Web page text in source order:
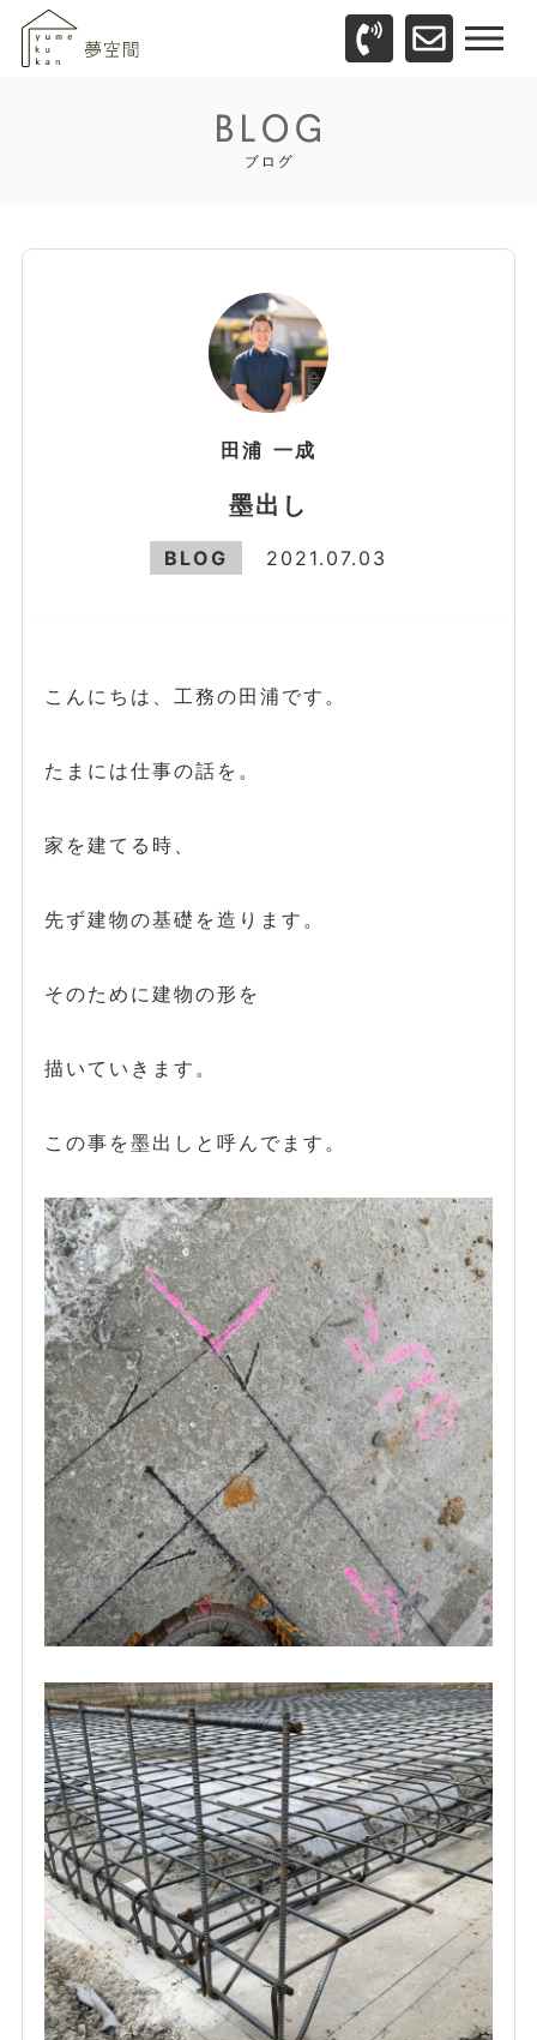
田浦 一成
墨出し
BLOG 2021.07.03
こんにちは、工務の田浦です。
たまには仕事の話を。
家を建てる時、
先ず建物の基礎を造ります。
そのために建物の形を
描いていきます。
この事を墨出しと呼んでます。